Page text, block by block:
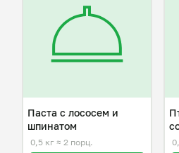
Паста с лососем и
шпинатом
0,5 кг ≈ 2 порц.